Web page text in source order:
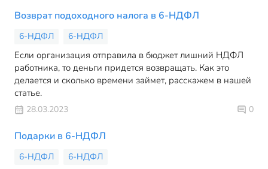
Возврат подоходного налога в 6-НДФЛ
6-НДФЛ 6-НДФЛ
Если организация отправила в бюджет лишний НДФЛ
работника, то деньги придется возвращать. Как это
делается и сколько времени займет, расскажем в нашей
статье.
28.03.2023 0
Подарки в 6-НДФЛ
6-НДФЛ 6-НДФЛ